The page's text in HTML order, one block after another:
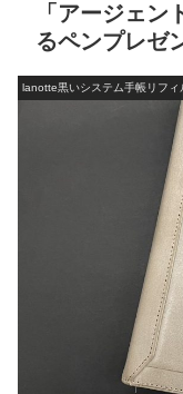
「アージェ
るペンプレゼ
lanotte黒いシステム手帳リフィ